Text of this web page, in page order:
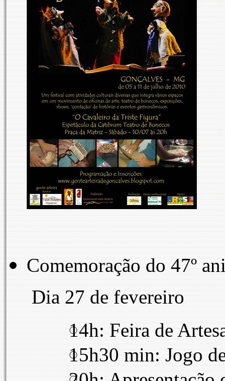
Comemoração do 47º
Dia 27 de fevereiro
14h: Feira de
15h30 min: Jogo